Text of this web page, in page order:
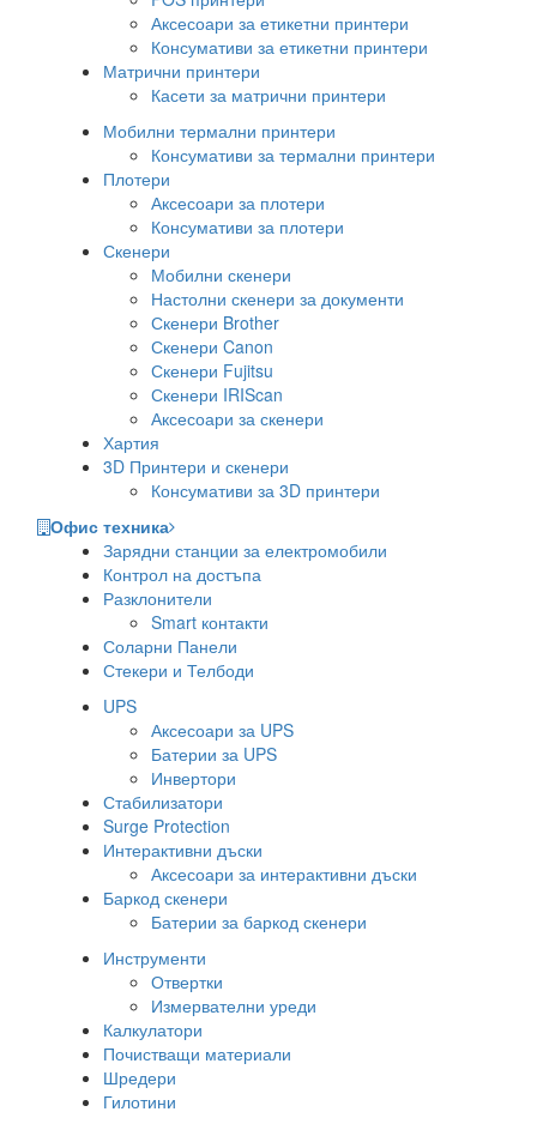
Аксесоари за етикетни принтери
Консумативи за етикетни принтери
Матрични принтери
Касети за матрични принтери
Мобилни термални принтери
Консумативи за термални принтери
Плотери
Аксесоари за плотери
Консумативи за плотери
Скенери
Мобилни скенери
Настолни скенери за документи
Скенери Brother
Скенери Canon
Скенери Fujitsu
Скенери IRIScan
Аксесоари за скенери
Хартия
3D Принтери и скенери
Консумативи за 3D принтери
Офис техника
Зарядни станции за електромобили
Контрол на достъпа
Разклонители
Smart контакти
Соларни Панели
Стекери и Телбоди
UPS
Аксесоари за UPS
Батерии за UPS
Инвертори
Стабилизатори
Surge Protection
Интерактивни дъски
Аксесоари за интерактивни дъски
Баркод скенери
Батерии за баркод скенери
Инструменти
Отвертки
Измервателни уреди
Калкулатори
Почистващи материали
Шредери
Гилотини